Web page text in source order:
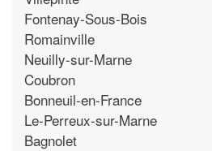
Fontenay-Sous-Bois
Romainville
Neuilly-sur-Marne
Coubron
Bonneuil-en-France
Le-Perreux-sur-Marne
Bagnolet